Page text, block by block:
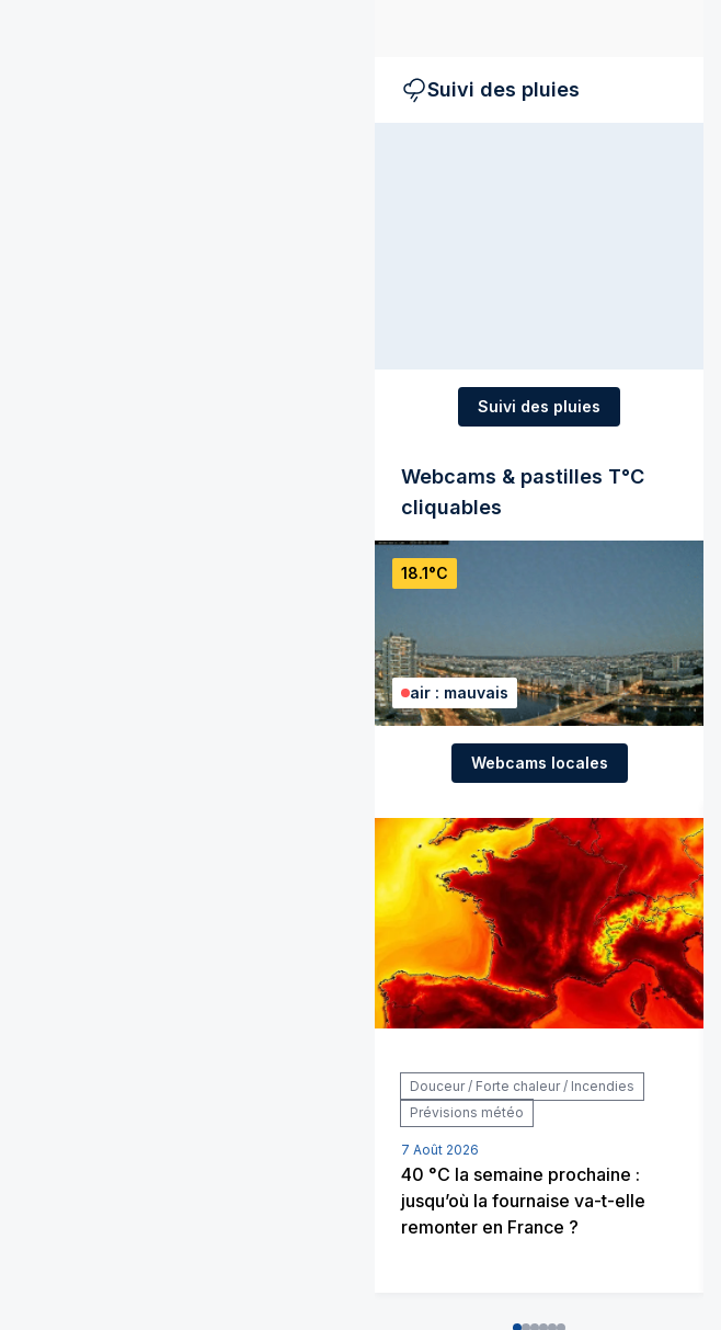
Suivi des pluies
Suivi des pluies
Webcams & pastilles T°C
cliquables
18.1°C
air : mauvais
Webcams locales
Douceur / Forte chaleur / Incendies
Prévisions météo
7 Août 2026
40 °C la semaine prochaine :
jusqu’où la fournaise va-t-elle
remonter en France ?